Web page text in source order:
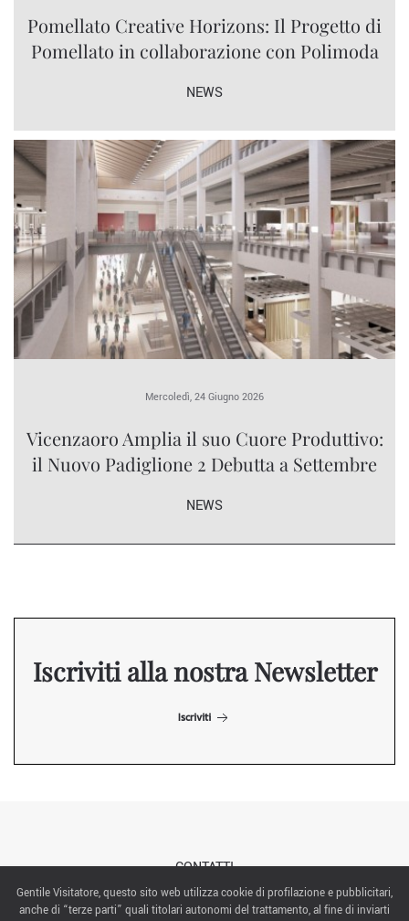
Pomellato Creative Horizons: Il Progetto di
Pomellato in collaborazione con Polimoda
NEWS
Mercoledì, 24 Giugno 2026
Vicenzaoro Amplia il suo Cuore Produttivo:
il Nuovo Padiglione 2 Debutta a Settembre
NEWS
Iscriviti alla nostra Newsletter
Iscriviti
CONTATTI
ABOUT US
Gentile Visitatore, questo sito web utilizza cookie di profilazione e pubblicitari,
anche di “terze parti” quali titolari autonomi del trattamento, al fine di inviarti